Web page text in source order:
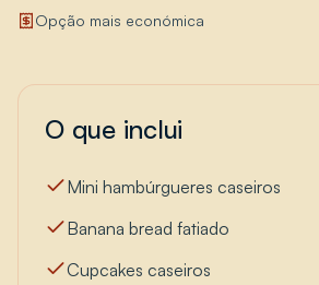
Opção mais económica
O que inclui
Mini hambúrgueres caseiros
Banana bread fatiado
Cupcakes caseiros